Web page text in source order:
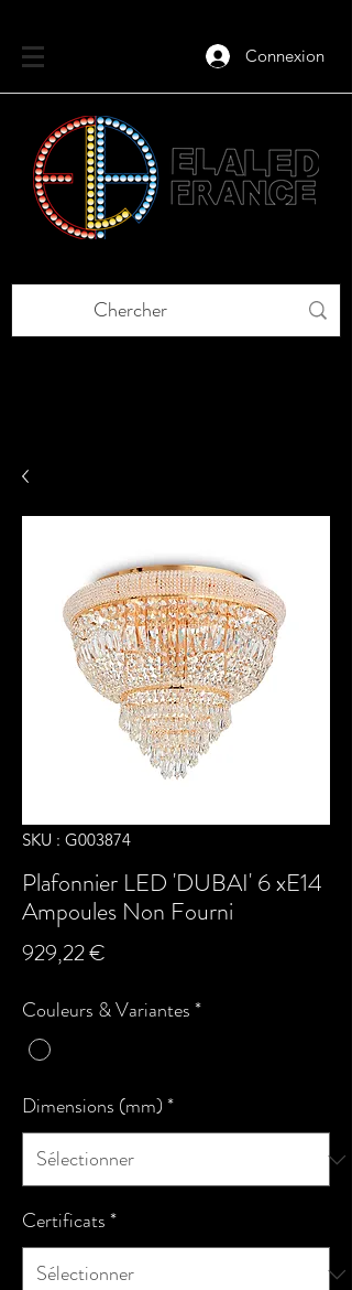
Connexion
SKU : G003874
Plafonnier LED 'DUBAI' 6 xE14
Ampoules Non Fourni
929,22 €
Couleurs & Variantes*
Dimensions (mm)*
Certificats*